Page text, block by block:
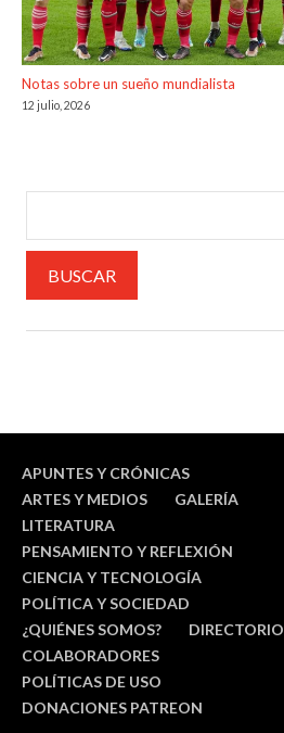
Notas sobre un sueño mundialista
12 julio, 2026
APUNTES Y CRÓNICAS
ARTES Y MEDIOS
GALERÍA
LITERATURA
PENSAMIENTO Y REFLEXIÓN
CIENCIA Y TECNOLOGÍA
POLÍTICA Y SOCIEDAD
¿QUIÉNES SOMOS?
DIRECTORIO
COLABORADORES
POLÍTICAS DE USO
DONACIONES PATREON